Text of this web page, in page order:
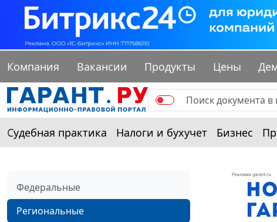
Компания Вакансии Продукты Цены
Судебная практика Налоги и бухучет Бизнес
Федеральные
Региональные